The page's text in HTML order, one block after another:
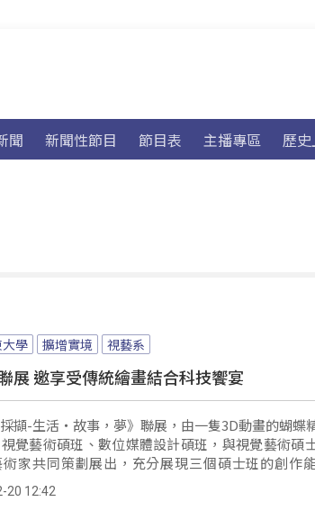
聞 新聞性節目 節目表 主播專區 歷
學 擴增實境 視藝系
展 邀享受傳統繪畫結合科技饗宴
擷-生活‧故事，夢》聯展，由一隻3D動畫的蝴蝶
覺藝術碩班、數位媒體設計碩班，與視覺藝術碩
家共同策劃展出，充分展現三個碩士班的創作能
抽象」、「古典」、「現代」等多樣貌的風格與多
彩繪壁畫共計43件。
20 12:42